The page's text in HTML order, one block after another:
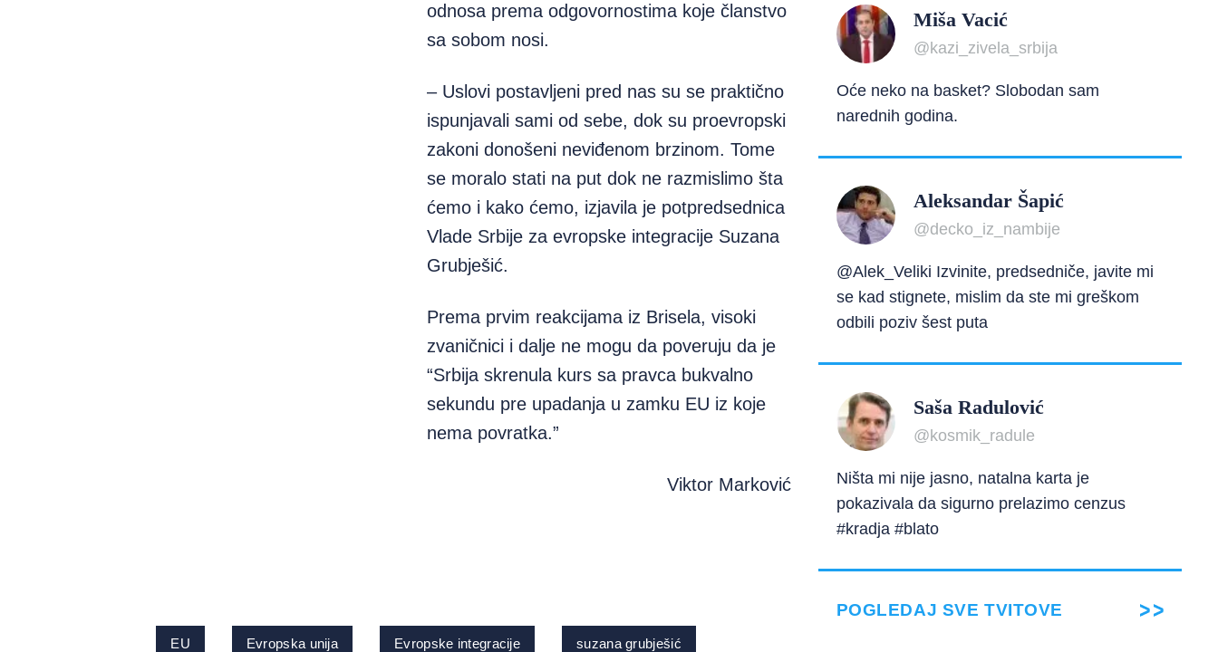
odnosa prema odgovornostima koje članstvo
sa sobom nosi.
– Uslovi postavljeni pred nas su se praktično
ispunjavali sami od sebe, dok su proevropski
zakoni donošeni neviđenom brzinom. Tome
se moralo stati na put dok ne razmislimo šta
ćemo i kako ćemo, izjavila je potpredsednica
Vlade Srbije za evropske integracije Suzana
Grubješić.
Prema prvim reakcijama iz Brisela, visoki
zvaničnici i dalje ne mogu da poveruju da je
“Srbija skrenula kurs sa pravca bukvalno
sekundu pre upadanja u zamku EU iz koje
nema povratka.”
Viktor Marković
EU Evropska unija Evropske integracije suzana grubješić
Miša Vacić
@kazi_zivela_srbija
Oće neko na basket? Slobodan sam
narednih godina.
Aleksandar Šapić
@decko_iz_nambije
@Alek_Veliki Izvinite, predsedniče, javite mi
se kad stignete, mislim da ste mi greškom
odbili poziv šest puta
Saša Radulović
@kosmik_radule
Ništa mi nije jasno, natalna karta je
pokazivala da sigurno prelazimo cenzus
#kradja #blato
POGLEDAJ SVE TVITOVE